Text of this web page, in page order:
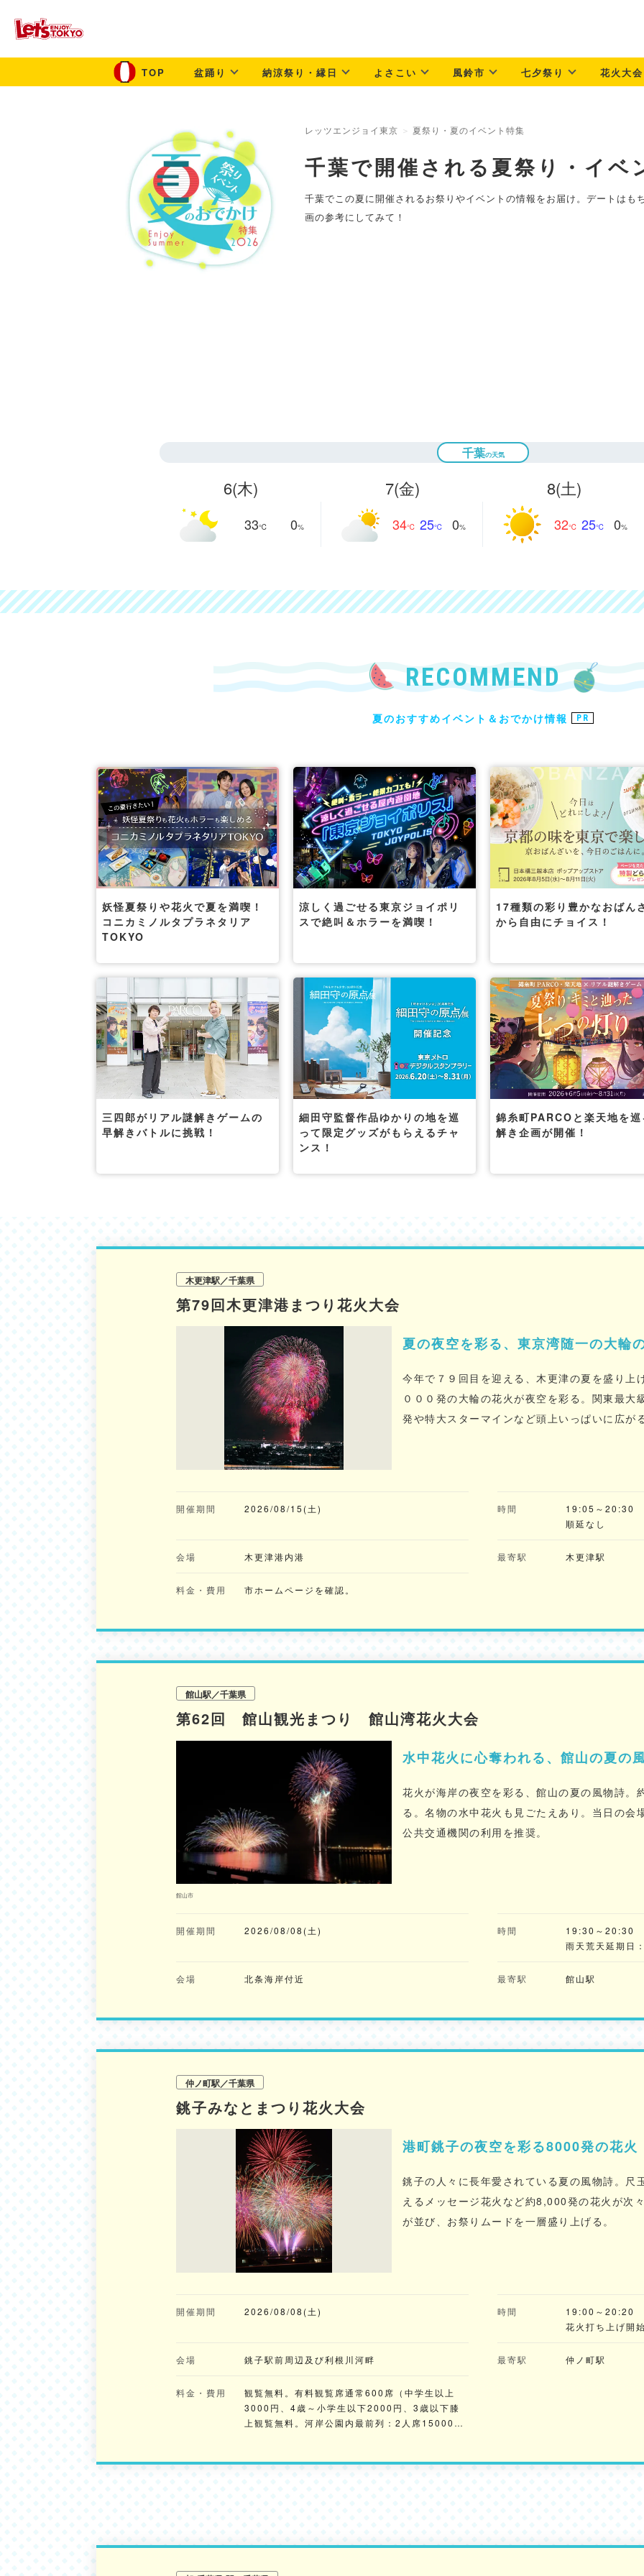
盆踊り 納涼祭り・縁日 よさこい 風鈴市 七夕祭り 花火大会
レッツエンジョイ東京 夏祭り・夏のイベント特集
千葉で開催される夏祭り・イベ
千葉でこの夏に開催されるお祭りやイベントの情報をお届け。デートは
画の参考にしてみて！
千葉
6(木)
33 0
7(金)
34 25 0
8(土)
32 25 0
RECOMMEND
夏のおすすめイベント＆おでかけ情報 PR
妖怪夏祭りや花火で夏を満喫！
コニカミノルタプラネタリア
TOKYO
涼しく過ごせる東京ジョイポリ
スで絶叫＆ホラーを満喫！
17種類の彩り豊かなおばん
から自由にチョイス！
三四郎がリアル謎解きゲームの
早解きバトルに挑戦！
細田守監督作品ゆかりの地を巡
って限定グッズがもらえるチャ
ンス！
錦糸町PARCOと楽天地を
解き企画が開催！
木更津駅／千葉県
第79回木更津港まつり花火大会
夏の夜空を彩る、東京湾随一の大輪
今年で７９回目を迎える、木更津の夏を盛り上
０００発の大輪の花火が夜空を彩る。関東最大
発や特大スターマインなど頭上いっぱいに広が
開催期間 2026/08/15(土) 時間
19:05～20:30
順延なし
会場 木更津港内港 最寄駅 木更津駅
料金・費用 市ホームページを確認。
館山駅／千葉県
第62回 館山観光まつり 館山湾花火大会
館山市
水中花火に心奪われる、館山の夏の
花火が海岸の夜空を彩る、館山の夏の風物詩
る。名物の水中花火も見ごたえあり。当日の会
公共交通機関の利用を推奨。
開催期間 2026/08/08(土) 時間
19:30～20:30
雨天荒天延期日
会場 北条海岸付近 最寄駅 館山駅
仲ノ町駅／千葉県
銚子みなとまつり花火大会
港町銚子の夜空を彩る8000発の花火
銚子の人々に長年愛されている夏の風物詩。尺
えるメッセージ花火など約8,000発の花火が次
が並び、お祭りムードを一層盛り上げる。
開催期間 2026/08/08(土) 時間
19:00～20:20
花火打ち上げ開
会場 銚子駅前周辺及び利根川河畔 最寄駅 仲ノ町駅
料金・費用
観覧無料。有料観覧席通常600席（中学生以上
3000円、4歳～小学生以下2000円、3歳以下膝
上観覧無料。河岸公園内最前列：2人席15000